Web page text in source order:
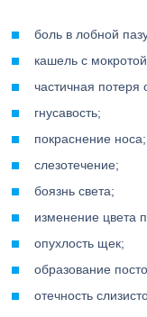
боль в лобной
кашель с
частичная потеря
гнусавость;
покраснение носа;
слезотечение;
боязнь света;
изменение цвета
опухлость щек;
образование
отечность